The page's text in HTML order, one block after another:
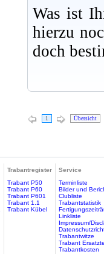
Was ist
hierzu
doch
1 Übersicht
Trabantregister
Trabant P50
Trabant P60
Trabant P601
Trabant 1.1
Trabant Kübel
Service
Terminliste
Bilder und
Clubliste
Trabantstatistik
Linkliste
Impressum/
Trabantwitze
Trabant
Trabantkosten